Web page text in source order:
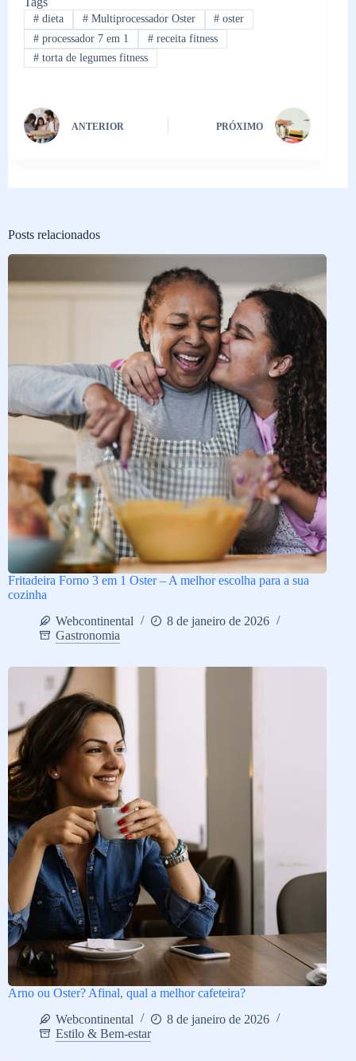
#dieta #Multiprocessador Oster # oster
#processador 7 em 1 #receita fitness
#torta de legumes fitness
ANTERIOR PRÓXIMO
Posts relacionados
Fritadeira Forno 3 em 1 Oster – A melhor escolha para a sua
cozinha
Webcontinental
8 de janeiro de 2026
Gastronomia
Arno ou Oster? Afinal, qual a melhor cafeteira?
Webcontinental
8 de janeiro de 2026
Estilo & Bem-estar